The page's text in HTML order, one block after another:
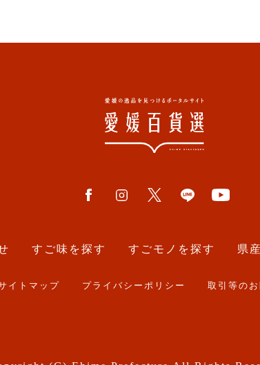
すご味を探す すごモノを探す 県
イトマップ プライバシーポリシー 取引等の